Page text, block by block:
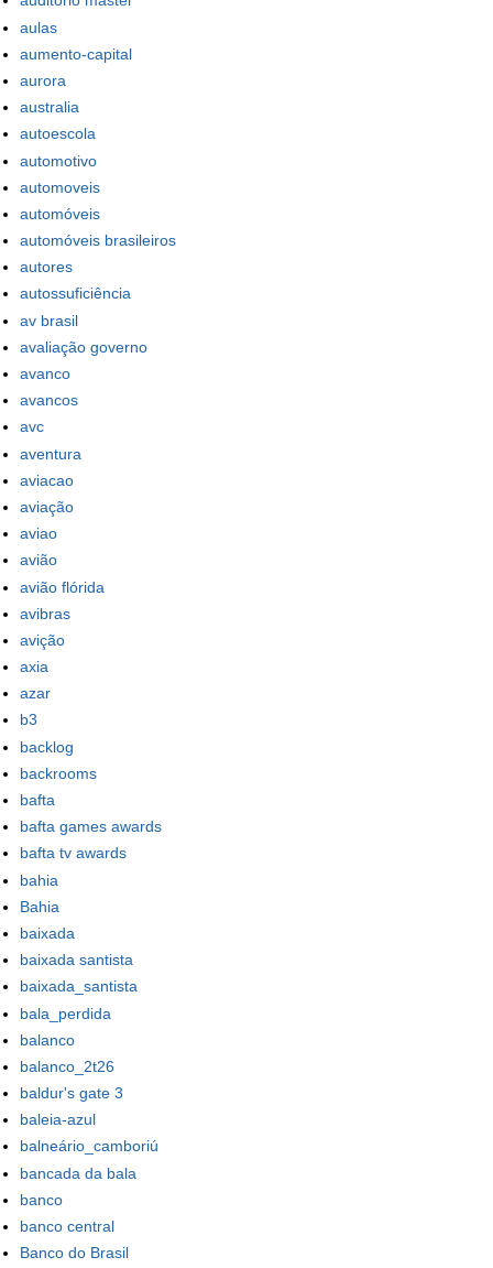
aulas
aumento-capital
aurora
australia
autoescola
automotivo
automoveis
automóveis
automóveis brasileiros
autores
autossuficiência
av brasil
avaliação governo
avanco
avancos
avc
aventura
aviacao
aviação
aviao
avião
avião flórida
avibras
avição
axia
azar
b3
backlog
backrooms
bafta
bafta games awards
bafta tv awards
bahia
Bahia
baixada
baixada santista
baixada_santista
bala_perdida
balanco
balanco_2t26
baldur's gate 3
baleia-azul
balneário_camboriú
bancada da bala
banco
banco central
Banco do Brasil